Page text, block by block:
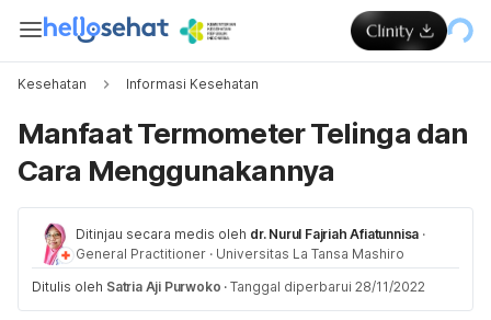
Kesehatan Informasi Kesehatan
Manfaat Termometer Telinga dan
Cara Menggunakannya
Ditinjau secara medis oleh dr. Nurul Fajriah Afiatunnisa ·
General Practitioner · Universitas La Tansa Mashiro
Ditulis oleh Satria Aji Purwoko · Tanggal diperbarui 28/11/2022